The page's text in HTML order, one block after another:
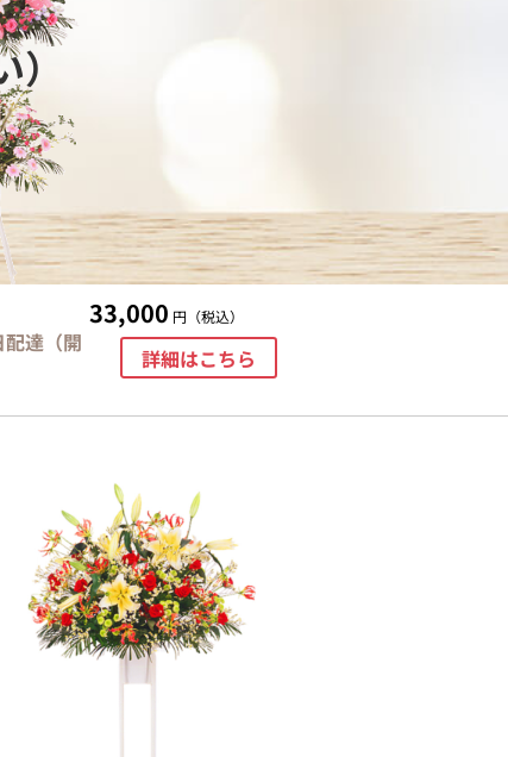
配達（開
33,000 円（税込）
詳細はこちら